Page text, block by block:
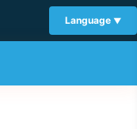
Language